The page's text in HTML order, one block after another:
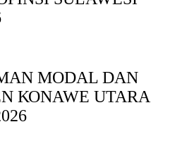
MODAL DAN
ΚΟNAWE UTARA